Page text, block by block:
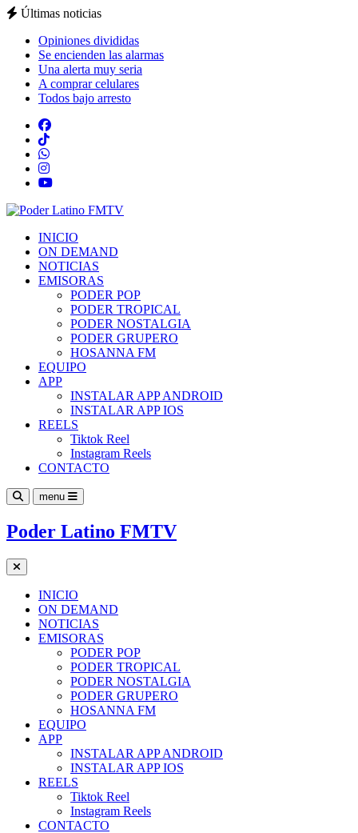
Últimas noticias
Opiniones divididas
Se encienden las alarmas
Una alerta muy seria
A comprar celulares
Todos bajo arresto
INICIO
ON DEMAND
NOTICIAS
EMISORAS
PODER POP
PODER TROPICAL
PODER NOSTALGIA
PODER GRUPERO
HOSANNA FM
EQUIPO
APP
INSTALAR APP ANDROID
INSTALAR APP IOS
REELS
Tiktok Reel
Instagram Reels
CONTACTO
menu
Poder Latino FMTV
INICIO
ON DEMAND
NOTICIAS
EMISORAS
PODER POP
PODER TROPICAL
PODER NOSTALGIA
PODER GRUPERO
HOSANNA FM
EQUIPO
APP
INSTALAR APP ANDROID
INSTALAR APP IOS
REELS
Tiktok Reel
Instagram Reels
CONTACTO